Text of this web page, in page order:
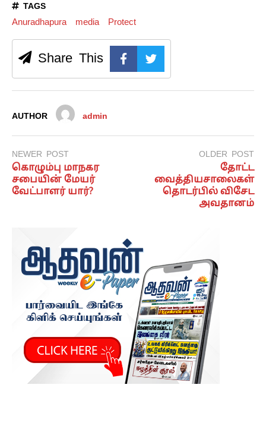
TAGS
Anuradhapura media Protect
Share This
AUTHOR admin
NEWER POST
கொழும்பு மாநகர
சபையின் மேயர்
வேட்பாளர் யார்?
OLDER POST
தோட்ட
வைத்தியசாலைகள்
தொடர்பில் விசேட
அவதானம்